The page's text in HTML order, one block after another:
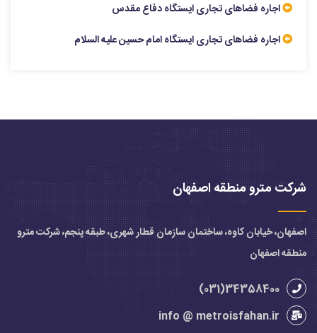
اجاره فضاهای تجاری ایستگاه دفاع مقدس
اجاره فضاهای تجاری ایستگاه امام حسین علیه السلام
شرکت مترو منطقه اصفهان
اصفهان، خیابان کاوه، ساختمان سازمان قطار شهری، طبقه پنجم، شرکت مترو
منطقه اصفهان
34358400(031)
info @ metroisfahan.ir